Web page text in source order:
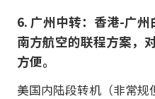
6. 广州中转：香港-广
南方航空的联程方案，
方便。
美国内陆段转机（非常规